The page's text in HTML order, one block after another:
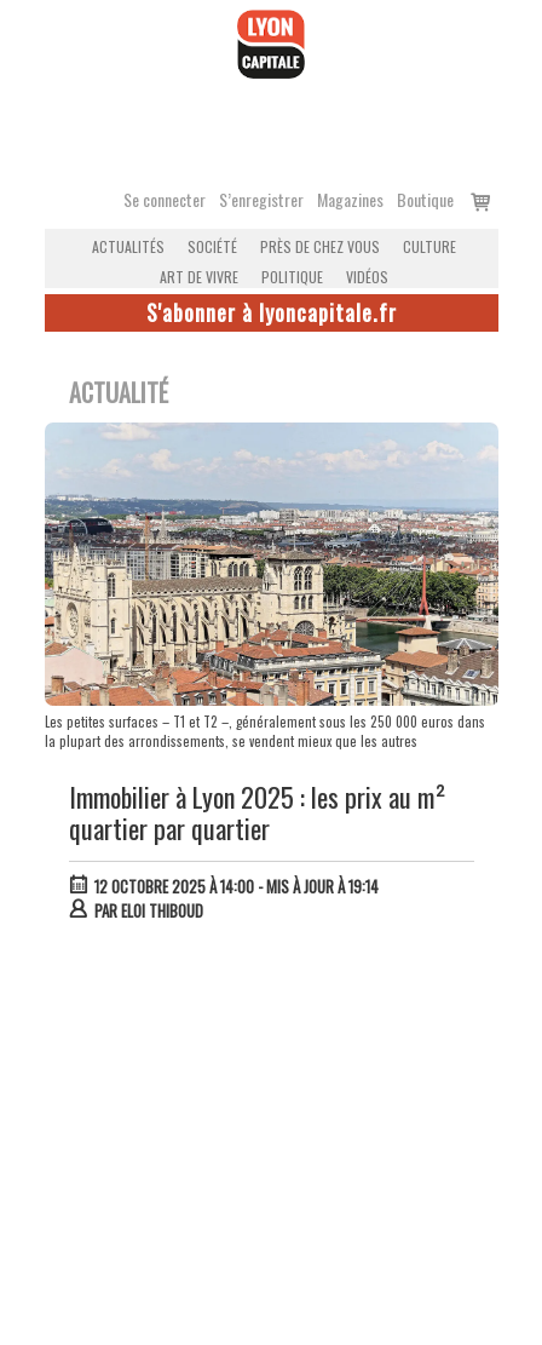
Se connecter S’enregistrer Magazines Boutique
Voir
ACTUALITÉS SOCIÉTÉ PRÈS DE CHEZ VOUS
CULTURE
ART DE VIVRE
POLITIQUE VIDÉOS
S'abonner à lyoncapitale.fr
ACTUALITÉ
Les petites surfaces – T1 et T2 –, généralement sous les 250 000 euros dans
la plupart des arrondissements, se vendent mieux que les autres
Immobilier à Lyon 2025 : les prix au m²
quartier par quartier
12 OCTOBRE 2025 À 14:00- MIS À JOUR À 19:14
PARELOI THIBOUD